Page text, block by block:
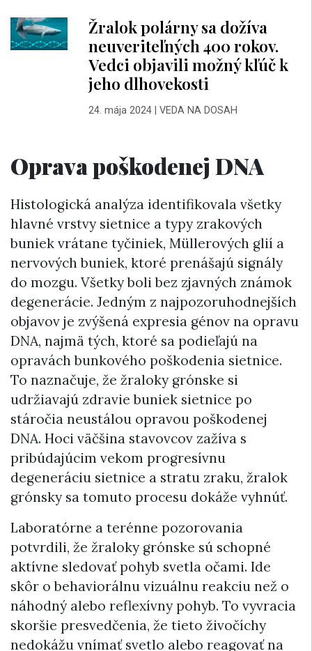
Žralok polárny sa dožíva
neuveriteľných 400 rokov.
Vedci objavili možný kľúč k
jeho dlhovekosti
24. mája 2024| VEDA NA DOSAH
Oprava poškodenej DNA
Histologická analýza identifikovala všetky
hlavné vrstvy sietnice a typy zrakových
buniek vrátane tyčiniek, Müllerových glií a
nervových buniek, ktoré prenášajú signály
do mozgu. Všetky boli bez zjavných známok
degenerácie. Jedným z najpozoruhodnejších
objavov je zvýšená expresia génov na opravu
DNA, najmä tých, ktoré sa podieľajú na
opravách bunkového poškodenia sietnice.
To naznačuje, že žraloky grónske si
udržiavajú zdravie buniek sietnice po
stáročia neustálou opravou poškodenej
DNA. Hoci väčšina stavovcov zažíva s
pribúdajúcim vekom progresívnu
degeneráciu sietnice a stratu zraku, žralok
grónsky sa tomuto procesu dokáže vyhnúť.
Laboratórne a terénne pozorovania
potvrdili, že žraloky grónske sú schopné
aktívne sledovať pohyb svetla očami. Ide
skôr o behaviorálnu vizuálnu reakciu než o
náhodný alebo reflexívny pohyb. To vyvracia
skoršie presvedčenia, že tieto živočíchy
nedokážu vnímať svetlo alebo reagovať na